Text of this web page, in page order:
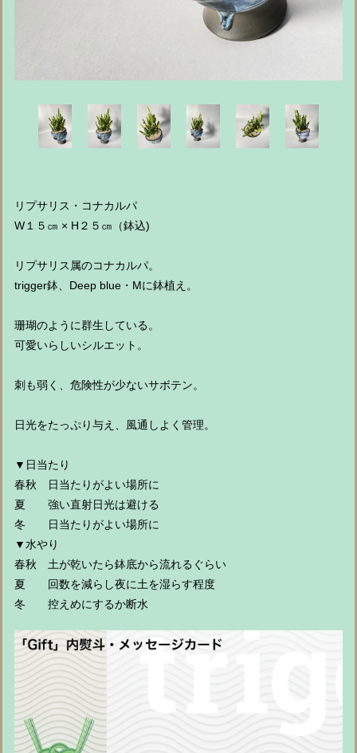
リプサリス・コナカルパ
W１５㎝ × H２５㎝（鉢込)
リプサリス属のコナカルパ。
trigger鉢、Deep blue・Mに鉢植え。
珊瑚のように群生している。
可愛いらしいシルエット。
刺も弱く、危険性が少ないサボテン。
日光をたっぷり与え、風通しよく管理。
▼日当たり
春秋 日当たりがよい場所に
夏 強い直射日光は避ける
冬 日当たりがよい場所に
▼水やり
春秋 土が乾いたら鉢底から流れるぐらい
夏 回数を減らし夜に土を湿らす程度
冬 控えめにするか断水